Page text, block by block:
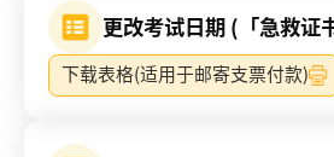
更改考试日期 (「急救证
下载表格(适用于邮寄支票付款)